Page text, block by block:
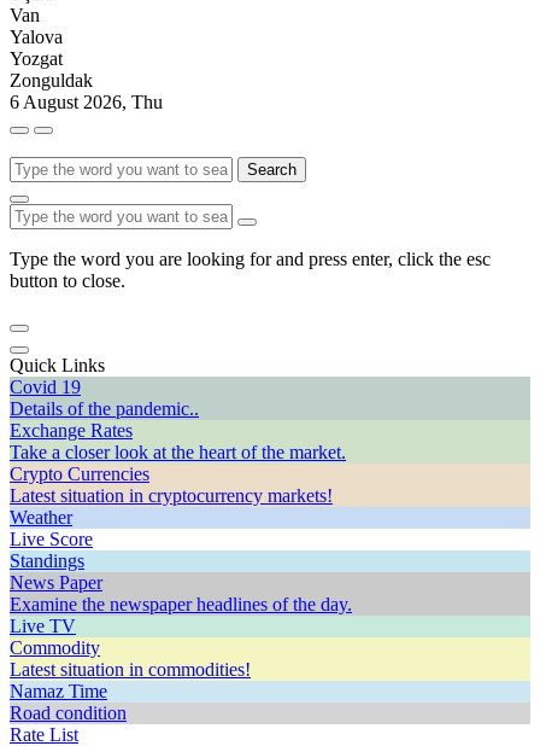
Van
Yalova
Yozgat
Zonguldak
6 August 2026, Thu
Search
Type the word you are looking for and press enter, click the esc
button to close.
Quick Links
Covid 19
Details of the pandemic..
Exchange Rates
Take a closer look at the heart of the market.
Crypto Currencies
Latest situation in cryptocurrency markets!
Weather
Live Score
Standings
News Paper
Examine the newspaper headlines of the day.
Live TV
Commodity
Latest situation in commodities!
Namaz Time
Road condition
Rate List